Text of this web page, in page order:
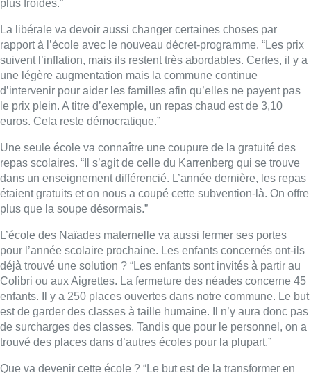
étaient gratuits et on nous a coupé cette subvention-là. On offre
plus que la soupe désormais.”
L’école des Naïades maternelle va aussi fermer ses portes
pour l’année scolaire prochaine. Les enfants concernés ont-ils
déjà trouvé une solution ? “Les enfants sont invités à partir au
Colibri ou aux Aigrettes. La fermeture des néades concerne 45
enfants. Il y a 250 places ouvertes dans notre commune. Le but
est de garder des classes à taille humaine. Il n’y aura donc pas
de surcharges des classes. Tandis que pour le personnel, on a
trouvé des places dans d’autres écoles pour la plupart.”
Que va devenir cette école ? “Le but est de la transformer en
crèche parce qu’on manque de place. Cela va prendre du
temps parce que les démarches sont lourdes. Mais la volonté
est réelle.”
Une interview de Hang Nguyen par Vanessa Lhuillier
dans Bonjour Bruxelles
Lire aussi :
Météo: du soleil et jusqu’à 28°C ce
samedi, l’avertissement jaune à la